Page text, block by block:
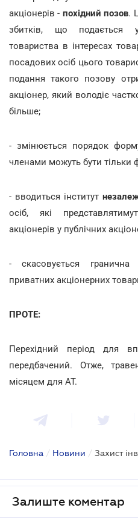
акціонерів - похідний позов.
збитків, що подається
товариства в інтересах
посадових осіб цього
подання такого позову
акціонер, який володіє
більше;
- змінюється порядок
членами можуть бути тільки
- вводиться інститут
осіб, які
акціонерів у публічних
- скасовується гранична
приватних акціонерних
ПРОТЕ:
Перехідний період для
передбачений. Отже,
місяцем для АТ.
Головна / Новини / Захист
Залиште коментар